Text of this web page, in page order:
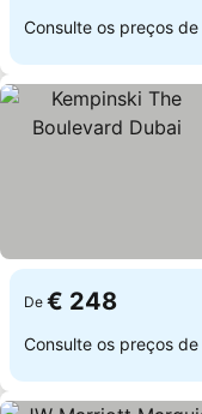
Consulte os preços de
De € 248
Consulte os preços de